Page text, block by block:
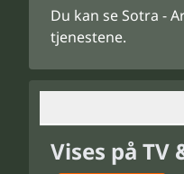
Du kan se Sotra -
tjenestene.
Vises på TV